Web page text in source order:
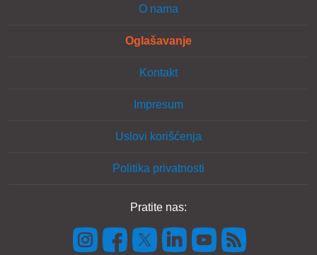
O nama
Oglašavanje
Kontakt
Impresum
Uslovi korišćenja
Politika privatnosti
Pratite nas: